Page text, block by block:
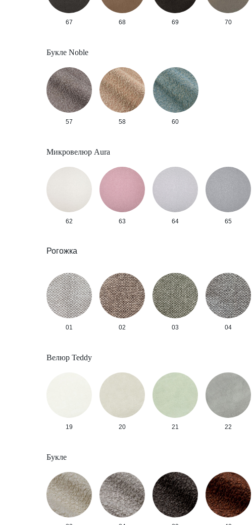
67 68 69 70
Букле Noble
57 58 60
Микровелюр Aura
62 63 64 65
Рогожка
01 02 03 04
Велюр Teddy
19 20 21 22
Букле